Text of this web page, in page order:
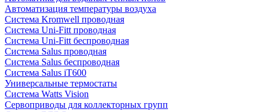
Автоматизация температуры воздуха
Система Kromwell проводная
Система Uni-Fitt проводная
Система Uni-Fitt беспроводная
Система Salus проводная
Система Salus беспроводная
Система Salus iT600
Универсальные термостаты
Система Watts Vision
Сервоприводы для коллекторных групп